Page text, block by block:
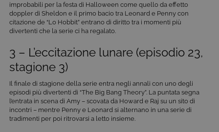
improbabili per la festa di Halloween come quello da effetto
doppler di Sheldon e il primo bacio tra Leonard e Penny con
citazione de “Lo Hobbit” entrano di diritto tra i momenti più
divertenti che la serie ci ha regalato.
3 – L’eccitazione lunare (episodio 23,
stagione 3)
Il finale di stagione della serie entra negli annali con uno degli
episodi più divertenti di “The Big Bang Theory”. La puntata segna
l’entrata in scena di Amy – scovata da Howard e Raj su un sito di
incontri – mentre Penny e Leonard si alternano in una serie di
tradimenti per poi ritrovarsi a letto insieme.